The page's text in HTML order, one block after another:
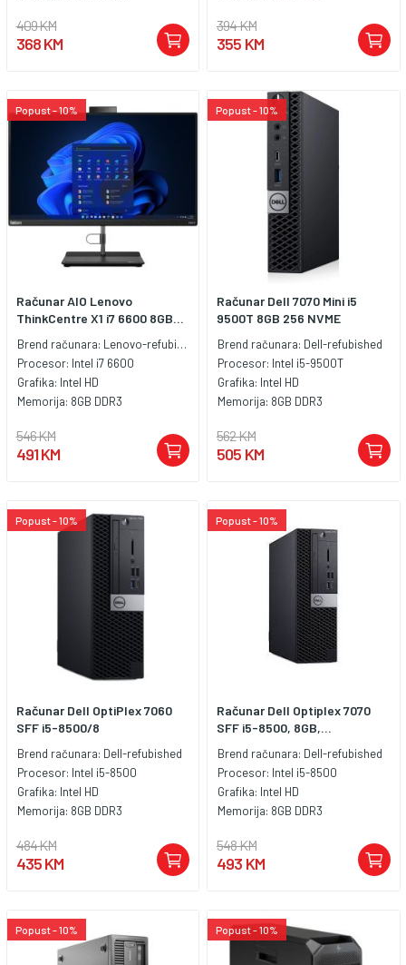
409 KM
368 KM
394 KM
355 KM
Popust - 10%
Računar AIO Lenovo
ThinkCentre X1 i7 6600 8GB...
Brend računara: Lenovo-refubished
Procesor: Intel i7 6600
Grafika: Intel HD
Memorija: 8GB DDR3
546 KM
491 KM
Popust - 10%
Računar Dell 7070 Mini i5
9500T 8GB 256 NVME
Brend računara: Dell-refubished
Procesor: Intel i5-9500T
Grafika: Intel HD
Memorija: 8GB DDR3
562 KM
505 KM
Popust - 10%
Računar Dell OptiPlex 7060
SFF i5-8500/8
Brend računara: Dell-refubished
Procesor: Intel i5-8500
Grafika: Intel HD
Memorija: 8GB DDR3
484 KM
435 KM
Popust - 10%
Računar Dell Optiplex 7070
SFF i5-8500, 8GB,...
Brend računara: Dell-refubished
Procesor: Intel i5-8500
Grafika: Intel HD
Memorija: 8GB DDR3
548 KM
493 KM
Popust - 10% Popust - 10%